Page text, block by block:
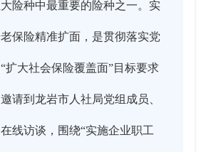
险种中最重要的险种之一。实
保险精准扩面，是贯彻落实党
扩大社会保险覆盖面”目标要求
请到龙岩市人社局党组成员、
线访谈，围绕“实施企业职工